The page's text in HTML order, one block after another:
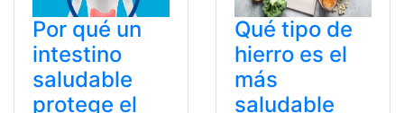
Por qué un
intestino
saludable
protege el
Qué tipo de
hierro es el
más
saludable